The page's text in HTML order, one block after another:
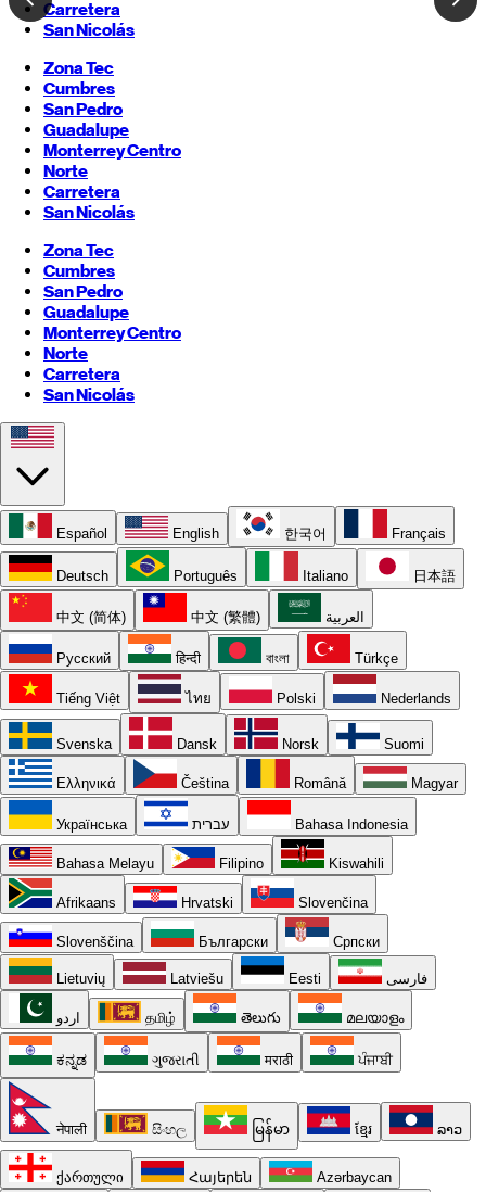
Carretera
San Nicolás
Zona Tec
Cumbres
San Pedro
Guadalupe
MonterreyCentro
Norte
Carretera
San Nicolás
Zona Tec
Cumbres
San Pedro
Guadalupe
MonterreyCentro
Norte
Carretera
San Nicolás
Español English 한국어 Français
Deutsch Português Italiano 日本語
中文 (简体) 中文 (繁體) العربية
Русский हिन्दी বাংলা Türkçe
Tiếng Việt ไทย Polski Nederlands
Svenska Dansk Norsk Suomi
Ελληνικά Čeština Română Magyar
Українська עברית Bahasa Indonesia
Bahasa Melayu Filipino Kiswahili
Afrikaans Hrvatski Slovenčina
Slovenščina Български Српски
Lietuvių Latviešu Eesti فارسی
اردو தமிழ் తెలుగు മലയാളം
ಕನ್ನಡ ગુજરાતી मराठी ਪੰਜਾਬੀ
नेपाली සිංහල မြန်မာ ខ្មែរ ລາວ
ქართული Հայերեն
Azərbaycan